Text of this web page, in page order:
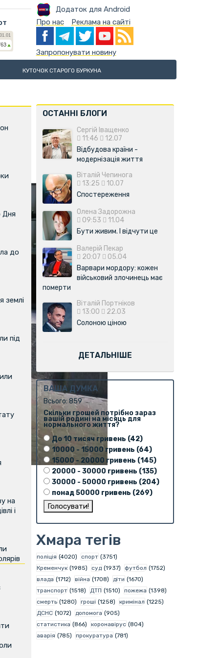
Додаток для Android
Про нас Реклама на сайті
Запропонувати новину
КУТОЧОК СТАРОГО БУРКУНА
Дня
до
землі
під
на
і
ОСТАННІ БЛОГИ
Сергій Іващенко
11:46
12.07
Відбудова країни -
модернізація життя
Віталій Чепинога
13:25
10.07
Спостереження
Олена Задорожна
09:53
11.04
Бути живим. І відчути це
Валерій Пекар
20:07
05.04
Варвари мордору: кожен
військовий злочинець має
померти
Віталій Портніков
13:00
22.03
Солоною ціною
ДЕТАЛЬНІШЕ
ВАША ДУМКА
Всього: 859
Скільки грошей потрібно зараз
вашій родині на місяць для
нормального життя?
До 10 тисяч гривень (42)
10000 - 15000 гривень (64)
15000 - 20000 гривень (145)
20000 - 30000 гривень (135)
30000 - 50000 гривень (204)
понад 50000 гривень (269)
Хмара тегів
поліція (4020) спорт (3751)
Кременчук (1985) суд (1937) футбол (1752)
влада (1712) війна (1708) діти (1670)
транспорт (1518) ДТП (1510) пожежа (1398)
смерть (1280) гроші (1258) кримінал (1225)
ДСНС (1072) допомога (905)
статистика (866) коронавірус (804)
аварія (785) прокуратура (781)